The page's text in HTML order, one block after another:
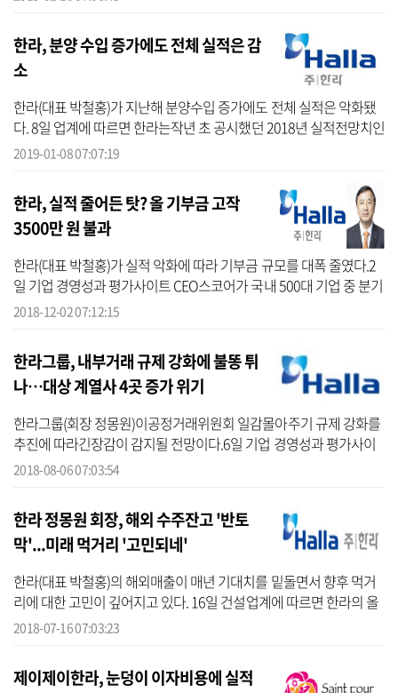
한라, 분양 수입 증가에도 전체 실적은 감
소
한라(대표 박철홍)가 지난해 분양수입 증가에도 전체 실적은 악화됐
다. 8일 업계에 따르면 한라는작년 초 공시했던 2018년 실적전망치인
매출액 1조4120억 원, 영업이익은 840억 원을 지난해 연말매출 1조
2019-01-08 07:07:19
한라, 실적 줄어든 탓? 올 기부금 고작
3500만 원 불과
한라(대표 박철홍)가 실적 악화에 따라 기부금 규모를 대폭 줄였다.2
일 기업 경영성과 평가사이트 CEO스코어가 국내 500대 기업 중 분기
보고서를 제출하고 기부금 내역을 공시하는 237개 사를 대상으로 올
2018-12-02 07:12:15
한라그룹, 내부거래 규제 강화에 불똥 튀
나…대상 계열사 4곳 증가 위기
한라그룹(회장 정몽원)이공정거래위원회 일감몰아주기 규제 강화를
추진에 따라긴장감이 감지될 전망이다.6일 기업 경영성과 평가사이
트 CEO스코어(대표 박주근)가 공정위 지정 60개 대기업집단(7월9일
2018-08-06 07:03:54
한라 정몽원 회장, 해외 수주잔고 '반토
막'...미래 먹거리 '고민되네'
한라(대표 박철홍)의 해외매출이 매년 기대치를 밑돌면서 향후 먹거
리에 대한 고민이 깊어지고 있다. 16일 건설업계에 따르면 한라의 올
해 1분기 해외매출액은 143억 원으로 목표치로 설정한 219억 원의
2018-07-16 07:03:23
제이제이한라, 눈덩이 이자비용에 실적